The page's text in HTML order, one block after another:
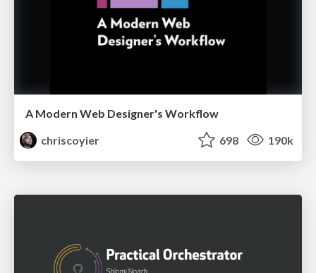
A Modern Web Designer's Workflow
chriscoyier
698 190k